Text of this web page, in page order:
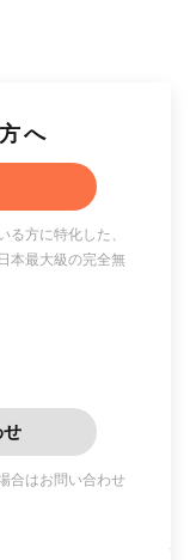
へ
方に特化した、
本最大級の完全無
せ
合はお問い合わせ